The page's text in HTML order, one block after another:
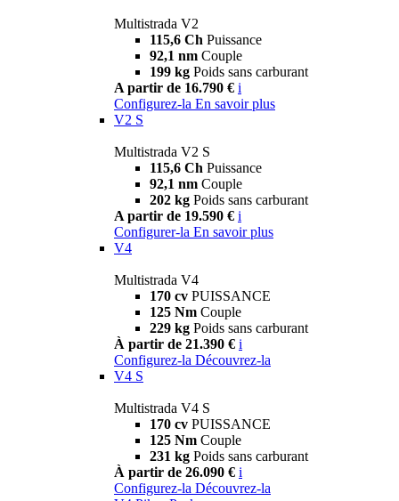
Multistrada V2
115,6 Ch Puissance
92,1 nm Couple
199 kg Poids sans carburant
A partir de 16.790 € i
Configurez-la En savoir plus
V2 S
Multistrada V2 S
115,6 Ch Puissance
92,1 nm Couple
202 kg Poids sans carburant
A partir de 19.590 € i
Configurer-la En savoir plus
V4
Multistrada V4
170 cv PUISSANCE
125 Nm Couple
229 kg Poids sans carburant
À partir de 21.390 € i
Configurez-la Découvrez-la
V4 S
Multistrada V4 S
170 cv PUISSANCE
125 Nm Couple
231 kg Poids sans carburant
À partir de 26.090 € i
Configurez-la Découvrez-la